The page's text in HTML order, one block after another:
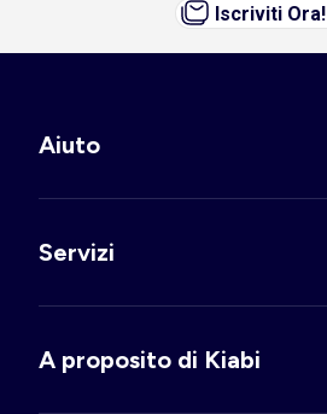
Iscriviti Ora!
Aiuto
Servizi
A proposito di Kiabi